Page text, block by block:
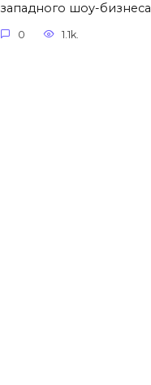
западного шоу-бизнеса
0 1.1k.